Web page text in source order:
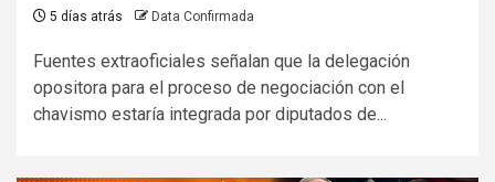
5 días atrás Data Confirmada
Fuentes extraoficiales señalan que la delegación
opositora para el proceso de negociación con el
chavismo estaría integrada por diputados de...